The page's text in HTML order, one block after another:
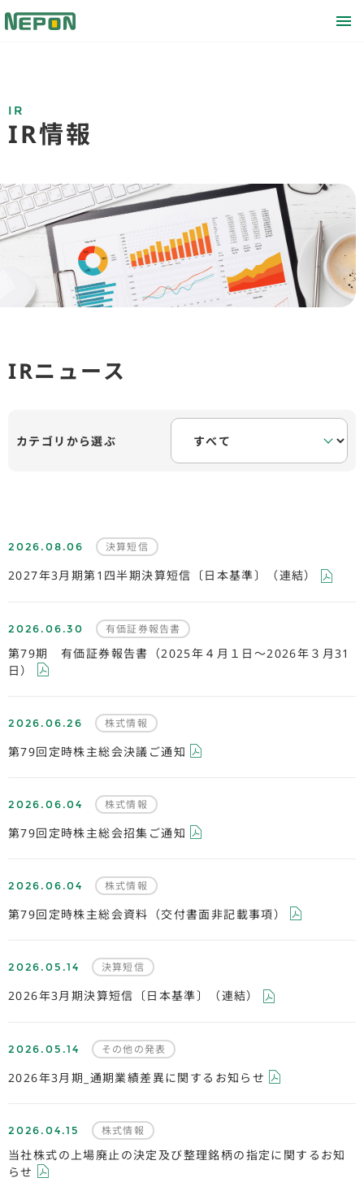
IR
IR情報
IRニュース
カテゴリから選ぶ
2026.08.06 決算短信
2027年3月期第1四半期決算短信〔日本基準〕（連結）
2026.06.30 有価証券報告書
第79期 有価証券報告書（2025年４月１日～2026年３月31
日）
2026.06.26 株式情報
第79回定時株主総会決議ご通知
2026.06.04 株式情報
第79回定時株主総会招集ご通知
2026.06.04 株式情報
第79回定時株主総会資料（交付書面非記載事項）
2026.05.14 決算短信
2026年3月期決算短信〔日本基準〕（連結）
2026.05.14 その他の発表
2026年3月期_通期業績差異に関するお知らせ
2026.04.15 株式情報
当社株式の上場廃止の決定及び整理銘柄の指定に関するお知
らせ